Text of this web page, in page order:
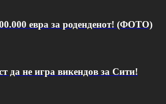
евра за роденденот! (ФОТО)
да не игра викендов за Сити!